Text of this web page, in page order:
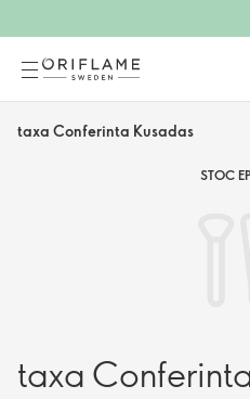
taxa Conferinta Kusadas
STOC
taxa